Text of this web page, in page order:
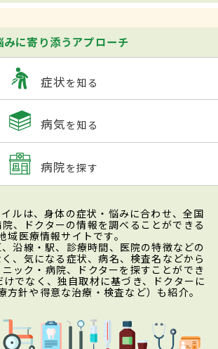
みに寄り添うアプローチ
症状を知る
病気を知る
病院を探す
ルは、身体の症状・悩みに合わせ、全国
、ドクターの情報を調べることができる
域医療情報サイトです。
沿線・駅、診療時間、医院の特徴などの
、気になる症状、病名、検査名などから
ック・病院、ドクターを探すことができ
けでなく、独自取材に基づき、ドクターに
方針や得意な治療・検査など）も紹介。